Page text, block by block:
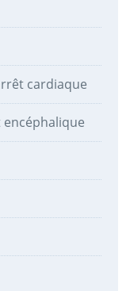
cardiaque